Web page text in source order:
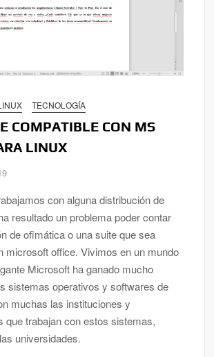
TECNOLOGÍA
COMPATIBLE CON MS
LINUX
con alguna distribución de
resultado un problema poder contar
de ofimática o una suite que sea
microsoft office. Vivimos en un mundo
Microsoft ha ganado mucho
sistemas operativos y softwares de
muchas las instituciones y
que trabajan con estos sistemas,
universidades.